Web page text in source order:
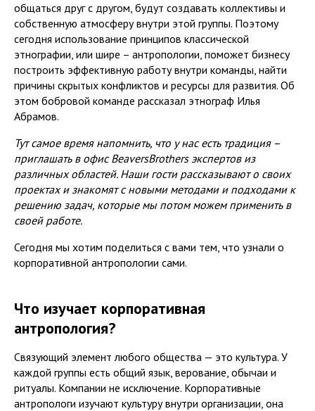
общаться друг с другом, будут создавать коллективы и
собственную атмосферу внутри этой группы. Поэтому
сегодня использование принципов классической
этнографии, или шире – антропологии, поможет бизнесу
построить эффективную работу внутри команды, найти
причины скрытых конфликтов и ресурсы для развития. Об
этом бобровой команде рассказал этнограф Илья
Абрамов.
Тут самое время напомнить, что у нас есть традиция –
приглашать в офис BeaversBrothers экспертов из
различных областей. Наши гости рассказывают о своих
проектах и знакомят с новыми методами и подходами к
решению задач, которые мы потом можем применить в
своей работе.
Сегодня мы хотим поделиться с вами тем, что узнали о
корпоративной антропологии сами.
Что изучает корпоративная
антропология?
Связующий элемент любого общества — это культура. У
каждой группы есть общий язык, верование, обычаи и
ритуалы. Компании не исключение. Корпоративные
антропологи изучают культуру внутри организации, она